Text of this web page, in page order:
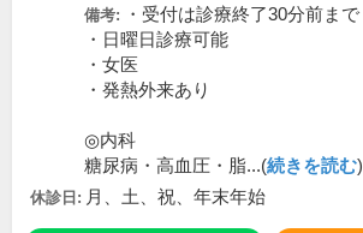
備考:
・受付は診療終了30分前まで
・日曜日診療可能
・女医
・発熱外来あり
◎内科
糖尿病・高血圧・脂...(続きを読む)
休診日: 月、土、祝、年末年始